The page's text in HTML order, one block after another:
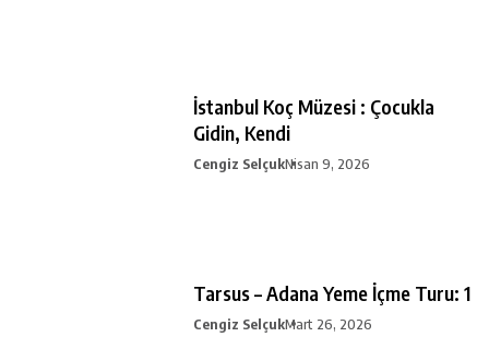
İstanbul Koç Müzesi : Çocukla
Gidin, Kendi
Cengiz SelçukNisan 9, 2026
Tarsus – Adana Yeme İçme Turu: 1
Cengiz SelçukMart 26, 2026